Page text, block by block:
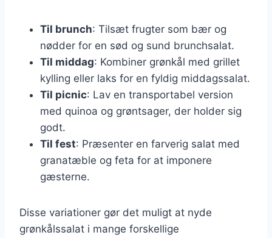
Til brunch: Tilsæt frugter som bær og
nødder for en sød og sund brunchsalat.
Til middag: Kombiner grønkål med grillet
kylling eller laks for en fyldig middagssalat.
Til picnic: Lav en transportabel version
med quinoa og grøntsager, der holder sig
godt.
Til fest: Præsenter en farverig salat med
granatæble og feta for at imponere
gæsterne.
Disse variationer gør det muligt at nyde
grønkålssalat i mange forskellige